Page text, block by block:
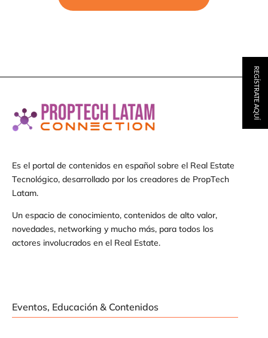
Es el portal de contenidos en español sobre el Real Estate
Tecnológico, desarrollado por los creadores de PropTech
Latam.
Un espacio de conocimiento, contenidos de alto valor,
novedades, networking y mucho más, para todos los
actores involucrados en el Real Estate.
Eventos, Educación & Contenidos
REGÍSTRATE AQUÍ